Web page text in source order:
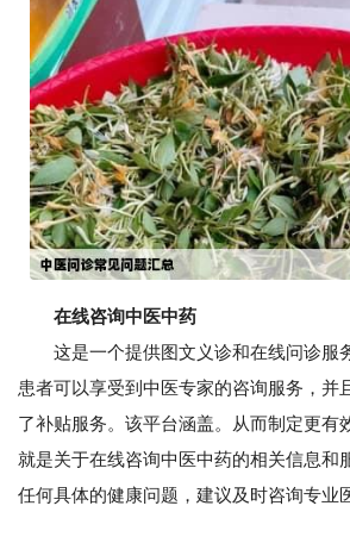
在线咨询中医中药
这是一个提供图文义诊和在线问诊服
患者可以享受到中医专家的咨询服务，并
了补贴服务。该平台涵盖。从而制定更有
就是关于在线咨询中医中药的相关信息和
任何具体的健康问题，建议及时咨询专业